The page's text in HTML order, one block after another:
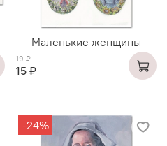
Маленькие женщины
19 ₽
15 ₽
-24%